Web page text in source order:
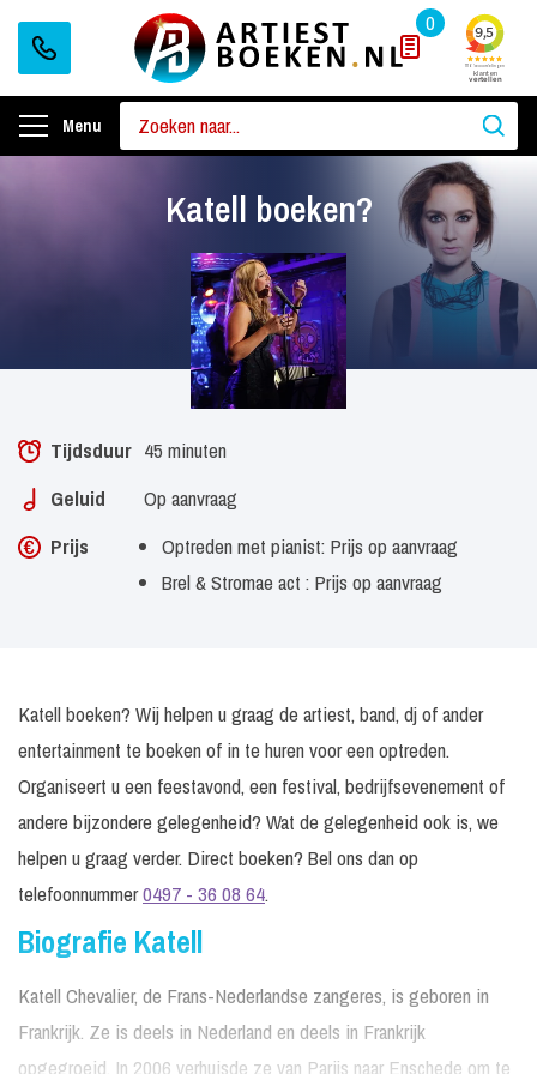
0
Menu
Katell boeken?
Tijdsduur 45 minuten
Geluid
Op aanvraag
Prijs
Optreden met pianist: Prijs op aanvraag
Brel & Stromae act : Prijs op aanvraag
Katell boeken? Wij helpen u graag de artiest, band, dj of ander
entertainment te boeken of in te huren voor een optreden.
Organiseert u een feestavond, een festival, bedrijfsevenement of
andere bijzondere gelegenheid? Wat de gelegenheid ook is, we
helpen u graag verder. Direct boeken? Bel ons dan op
telefoonnummer0497 - 36 08 64.
Biografie Katell
Katell Chevalier, de Frans-Nederlandse zangeres, is geboren in
Frankrijk. Ze is deels in Nederland en deels in Frankrijk
opgegroeid. In 2006 verhuisde ze van Parijs naar Enschede om te